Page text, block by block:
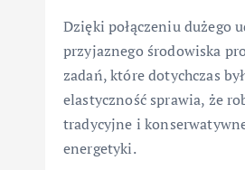
Dzięki połączeniu dużego
przyjaznego środowiska
zadań, które dotychczas
elastyczność sprawia, że
tradycyjne i
energetyki.